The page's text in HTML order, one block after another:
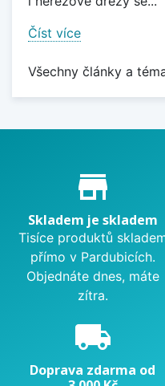
Číst více
Všechny články a
Proč nakupovat u
store_mall_directory
Skladem je skladem
Tisíce produktů
přímo v Pardubicích.
Objednáte dnes, máte
zítra.
local_shipping
Doprava zdarma od